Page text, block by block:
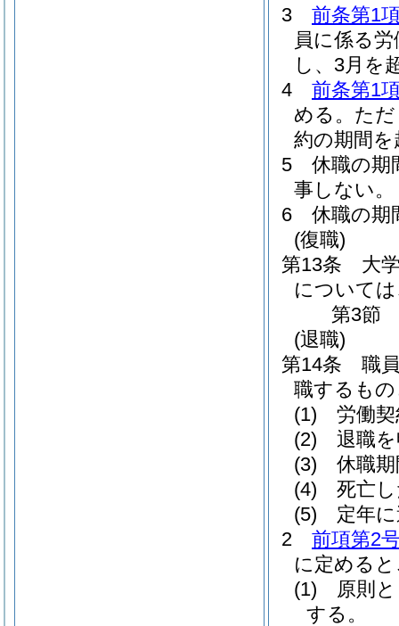
3
前条第1
員に係る
し、3月を
4
前条第1
める。 た
約の期間
5
休職の期
事しない。
6
休職の期
(復職)
第13条
大
について
第3節
(退職)
第14条
職
職するも
(1)
労働
(2)
退職
(3)
休職
(4)
死亡
(5)
定年
2
前項第2
に定める
(1)
原則
する。